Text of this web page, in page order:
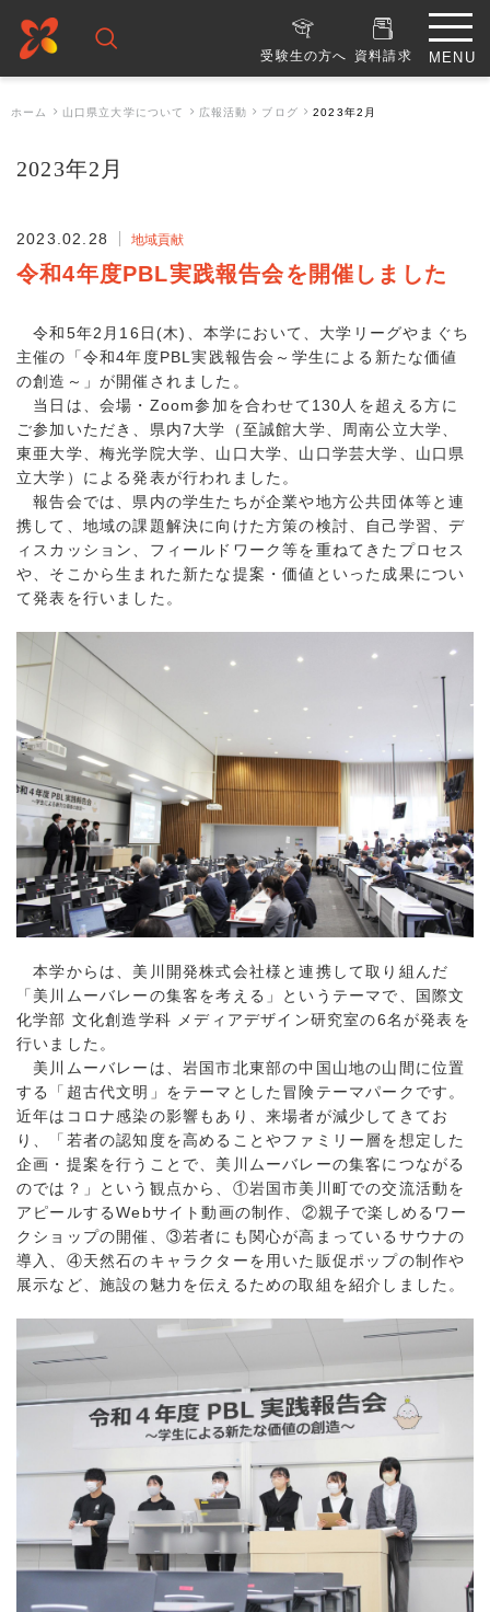
受験生の方へ 資料請求
ホーム 山口県立大学について 広報活動 ブログ 2023年2月
2023年2月
2023.02.28 地域貢献
令和4年度PBL実践報告会を開催しました
令和5年2月16日(木)、本学において、大学リーグやまぐち
主催の「令和4年度PBL実践報告会～学生による新たな価値
の創造～」が開催されました。
当日は、会場・Zoom参加を合わせて130人を超える方に
ご参加いただき、県内7大学（至誠館大学、周南公立大学、
東亜大学、梅光学院大学、山口大学、山口学芸大学、山口県
立大学）による発表が行われました。
報告会では、県内の学生たちが企業や地方公共団体等と連
携して、地域の課題解決に向けた方策の検討、自己学習、デ
ィスカッション、フィールドワーク等を重ねてきたプロセス
や、そこから生まれた新たな提案・価値といった成果につい
て発表を行いました。
本学からは、美川開発株式会社様と連携して取り組んだ
「美川ムーバレーの集客を考える」というテーマで、国際文
化学部 文化創造学科 メディアデザイン研究室の6名が発表を
行いました。
美川ムーバレーは、岩国市北東部の中国山地の山間に位置
する「超古代文明」をテーマとした冒険テーマパークです。
近年はコロナ感染の影響もあり、来場者が減少してきてお
り、「若者の認知度を高めることやファミリー層を想定した
企画・提案を行うことで、美川ムーバレーの集客につながる
のでは？」という観点から、①岩国市美川町での交流活動を
アピールするWebサイト動画の制作、②親子で楽しめるワー
クショップの開催、③若者にも関心が高まっているサウナの
導入、④天然石のキャラクターを用いた販促ポップの制作や
展示など、施設の魅力を伝えるための取組を紹介しました。